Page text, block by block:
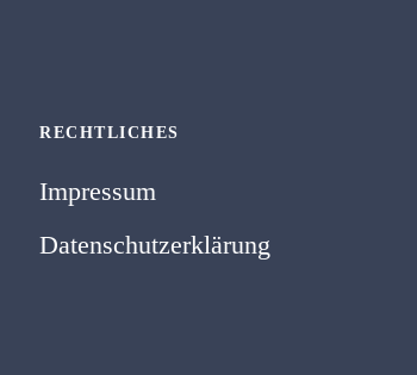
RECHTLICHES
Impressum
Datenschutzerklärung